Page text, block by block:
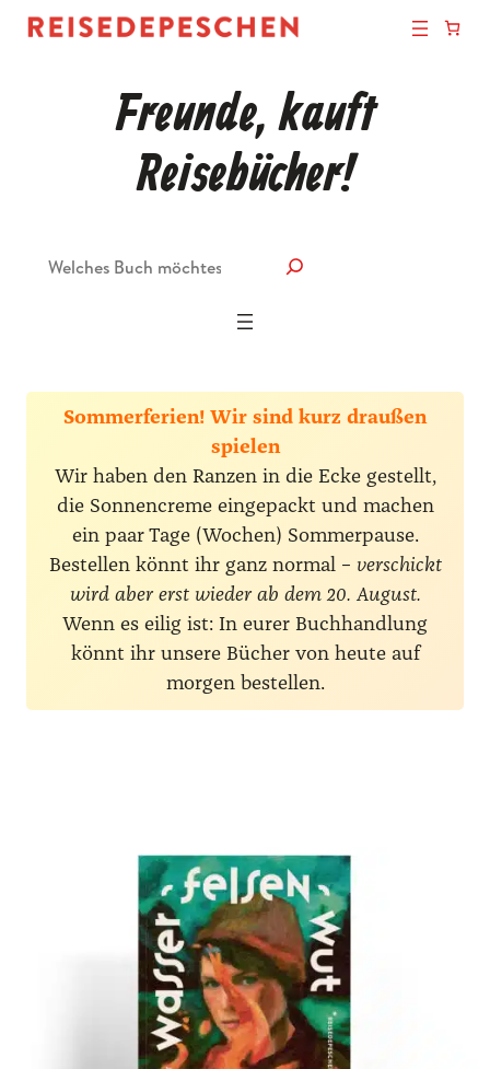
Freunde, kauft
Reisebücher!
Sommerferien! Wir sind kurz draußen
spielen
Wir haben den Ranzen in die Ecke gestellt,
die Sonnencreme eingepackt und machen
ein paar Tage (Wochen) Sommerpause.
Bestellen könnt ihr ganz normal – verschickt
wird aber erst wieder ab dem 20. August.
Wenn es eilig ist: In eurer Buchhandlung
könnt ihr unsere Bücher von heute auf
morgen bestellen.